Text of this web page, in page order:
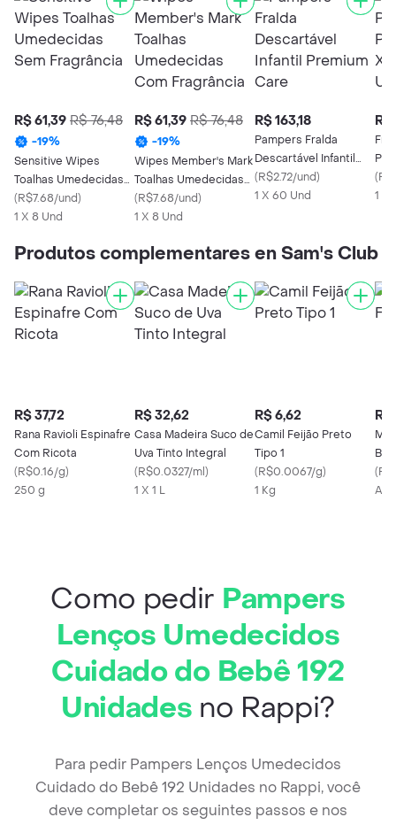
R$ 61,39 R$ 76,48
-19%
Sensitive Wipes
Toalhas Umedecidas
Sem Fragrância
(R$7.68/und)
1 X 8 Und
R$ 61,39 R$ 76,48
-19%
Wipes Member's Mark
Toalhas Umedecidas
Com Fragrância
(R$7.68/und)
1 X 8 Und
R$ 163,18
Pampers Fralda
Descartável Infantil
Premium Care
(R$2.72/und)
1 X 60 Und
R$
(
1 X
Produtos complementares en Sam's Club
R$ 37,72
Rana Ravioli Espinafre
Com Ricota
(R$0.16/g)
250 g
R$ 32,62
Casa Madeira Suco de
Uva Tinto Integral
(R$0.0327/ml)
1 X 1 L
R$ 6,62
Camil Feijão Preto
Tipo 1
(R$0.0067/g)
1 Kg
R$
(
A
Como pedir Pampers
Lenços Umedecidos
Cuidado do Bebê 192
Unidades no Rappi?
Para pedir Pampers Lenços Umedecidos
Cuidado do Bebê 192 Unidades no Rappi, você
deve completar os seguintes passos e nos